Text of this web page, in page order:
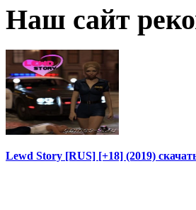
Наш сайт
Lewd Story [RUS] [+18] (2019)